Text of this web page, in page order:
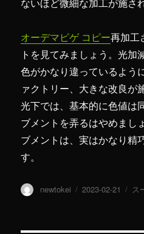
ないほど微細な加工が施さ
オーデマピゲ コピー再加工
トを見てみましょう。光加
色がかなり違っているよう
ァクトリー、大きな改良が
光下では、基本的に色値は
ブメントを弄るはやめまし
ブメントは、実はかなり精
す。
投
newtokei
投
2023-02-21
カ
リ
ス